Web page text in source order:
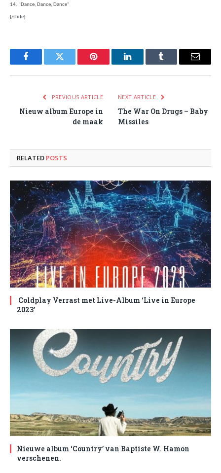
14. “Dance, Dance, Dance”
{/slide}
FacebookTwitter Pinterest LinkedInTumblr Email
PREVIOUS ARTICLE
Nieuw album Europe in
de maak
NEXT ARTICLE
The War On Drugs – Baby
Missiles
RELATED POSTS
Coldplay Verrast met Live-Album ‘Live in Europe
2023’
Nieuwe album ‘Country’ van Baptiste W. Hamon
verschenen.